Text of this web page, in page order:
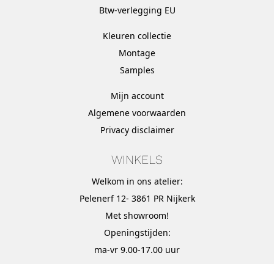
Btw-verlegging EU
Kleuren collectie
Montage
Samples
Mijn account
Algemene voorwaarden
Privacy disclaimer
WINKELS
Welkom in ons atelier:
Pelenerf 12- 3861 PR Nijkerk
Met showroom!
Openingstijden:
ma-vr 9.00-17.00 uur